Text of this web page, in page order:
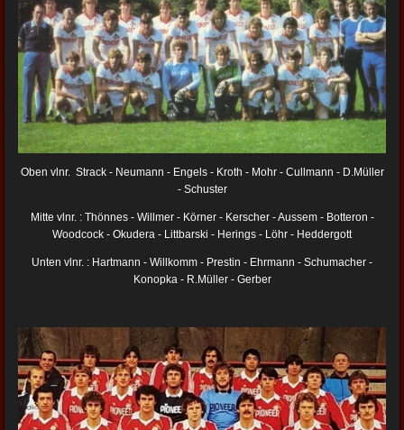
Oben vlnr. Strack - Neumann - Engels - Kroth - Mohr - Cullmann - D.Müller
- Schuster
Mitte vlnr. : Thönnes - Willmer - Körner - Kerscher - Aussem - Botteron -
Woodcock - Okudera - Littbarski - Herings - Löhr - Heddergott
Unten vlnr. : Hartmann - Willkomm - Prestin - Ehrmann - Schumacher -
Konopka - R.Müller - Gerber